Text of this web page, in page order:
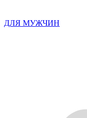
ДЛЯ МУЖЧИН